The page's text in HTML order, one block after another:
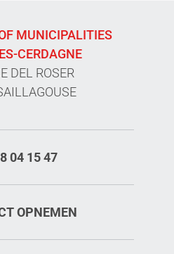
MUNICIPALITIES
CERDAGNE
DEL ROSER
04 15 47
OPNEMEN